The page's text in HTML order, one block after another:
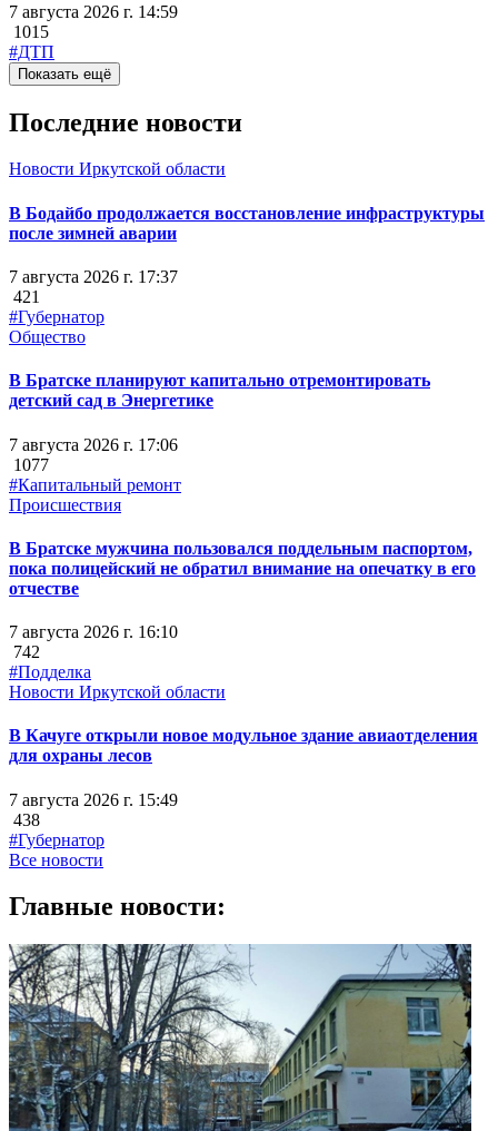
7 августа 2026 г. 14:59
1015
#ДТП
Показать ещё
Последние новости
Новости Иркутской области
В Бодайбо продолжается восстановление инфраструктуры
после зимней аварии
7 августа 2026 г. 17:37
421
#Губернатор
Общество
В Братске планируют капитально отремонтировать
детский сад в Энергетике
7 августа 2026 г. 17:06
1077
#Капитальный ремонт
Происшествия
В Братске мужчина пользовался поддельным паспортом,
пока полицейский не обратил внимание на опечатку в его
отчестве
7 августа 2026 г. 16:10
742
#Подделка
Новости Иркутской области
В Качуге открыли новое модульное здание авиаотделения
для охраны лесов
7 августа 2026 г. 15:49
438
#Губернатор
Все новости
Главные новости: